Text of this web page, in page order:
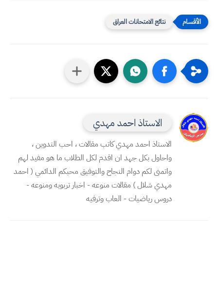
نتائج الامتحانات العراق
الاستاذ احمد مهدي
الاستاذ احمد مهدي كاتب مقالات ، احب التدوين ،
واحاول بكل جهد ان اقدم لكل الطلاب ما هو مفيد لهم
واتمنى لكم دوام النجاح والتوفيق محبكم الدائمي ( احمد
مهدي شلال ) مقالات منوعه - اخبار تربويه ومنوعه -
دروس رياضيات - العاب وترفيه